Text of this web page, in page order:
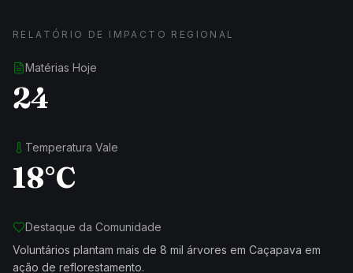
RELATÓRIO DE IMPACTO REGIONAL
Matérias Hoje
24
Temperatura Vale
18°C
Destaque da Comunidade
Voluntários plantam mais de 8 mil árvores em Caçapava em
ação de reflorestamento.